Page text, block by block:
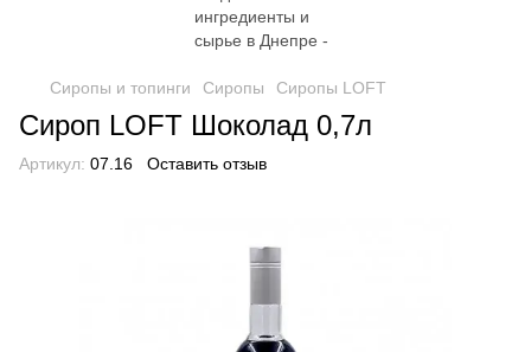
Сиропы и топинги Сиропы Сиропы LOFT
Сироп LOFT Шоколад 0,7л
Артикул: 07.16 Оставить отзыв